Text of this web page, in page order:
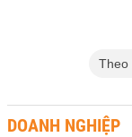
Theo
DOANH NGHIỆP